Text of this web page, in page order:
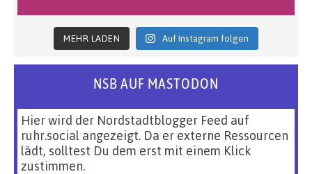
MEHR LADEN Auf Instagram folgen
NSB AUF MASTODON
Hier wird der Nordstadtblogger Feed auf
ruhr.social angezeigt. Da er externe Ressourcen
lädt, solltest Du dem erst mit einem Klick
zustimmen.